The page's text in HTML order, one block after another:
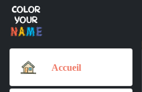
Accueil